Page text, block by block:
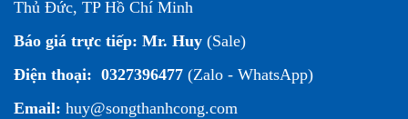
Thủ Đức, TP Hồ Chí Minh
Báo giá trực tiếp: Mr. Huy (Sale)
Điện thoại: 0327396477 (Zalo - WhatsApp)
Email: huy@songthanhcong.com